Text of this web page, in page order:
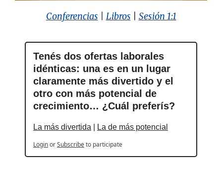
Conferencias Libros Sesión 1:1
Tenés dos ofertas laborales
idénticas: una es en un lugar
claramente más divertido y el
otro con más potencial de
crecimiento… ¿Cuál preferís?
La más divertida La de más potencial
LoginorSubscribeto participate